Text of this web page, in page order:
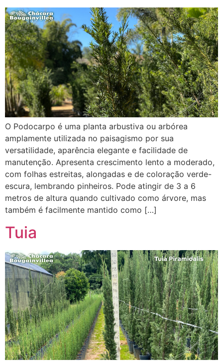
O Podocarpo é uma planta arbustiva ou arbórea
amplamente utilizada no paisagismo por sua
versatilidade, aparência elegante e facilidade de
manutenção. Apresenta crescimento lento a moderado,
com folhas estreitas, alongadas e de coloração verde-
escura, lembrando pinheiros. Pode atingir de 3 a 6
metros de altura quando cultivado como árvore, mas
também é facilmente mantido como […]
Tuia